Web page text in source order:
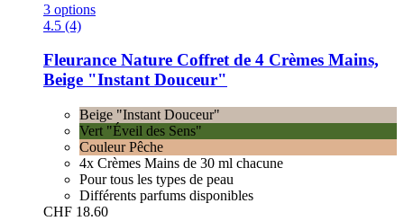
3 options
4.5 (4)
Fleurance Nature Coffret de 4 Crèmes Mains,
Beige "Instant Douceur"
Beige "Instant Douceur"
Vert "Éveil des Sens"
Couleur Pêche
4x Crèmes Mains de 30 ml chacune
Pour tous les types de peau
Différents parfums disponibles
CHF 18.60